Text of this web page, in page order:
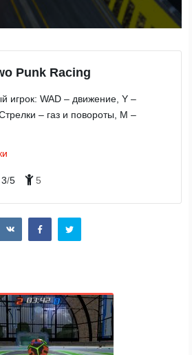
Punk Racing
игрок: WAD – движение, Y –
– газ и повороты, M –
3/5 5